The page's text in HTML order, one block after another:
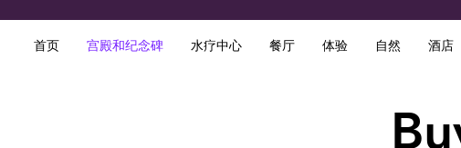
首页 宫殿和纪念碑 水疗中心 餐厅 体验 自然 酒店